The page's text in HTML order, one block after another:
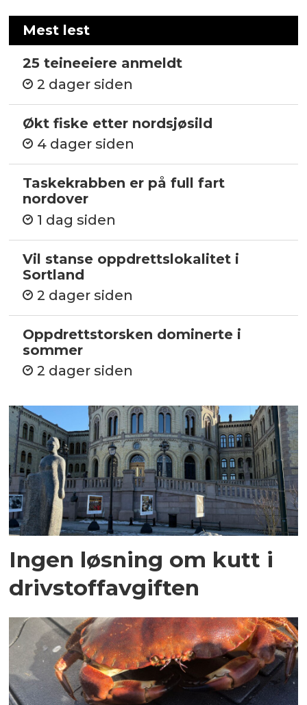
Mest lest
25 teineeiere anmeldt
2 dager siden
Økt fiske etter nordsjøsild
4 dager siden
Taskekrabben er på full fart
nordover
1 dag siden
Vil stanse oppdrettslokalitet i
Sortland
2 dager siden
Oppdrettstorsken dominerte i
sommer
2 dager siden
Ingen løsning om kutt i
drivstoffavgiften